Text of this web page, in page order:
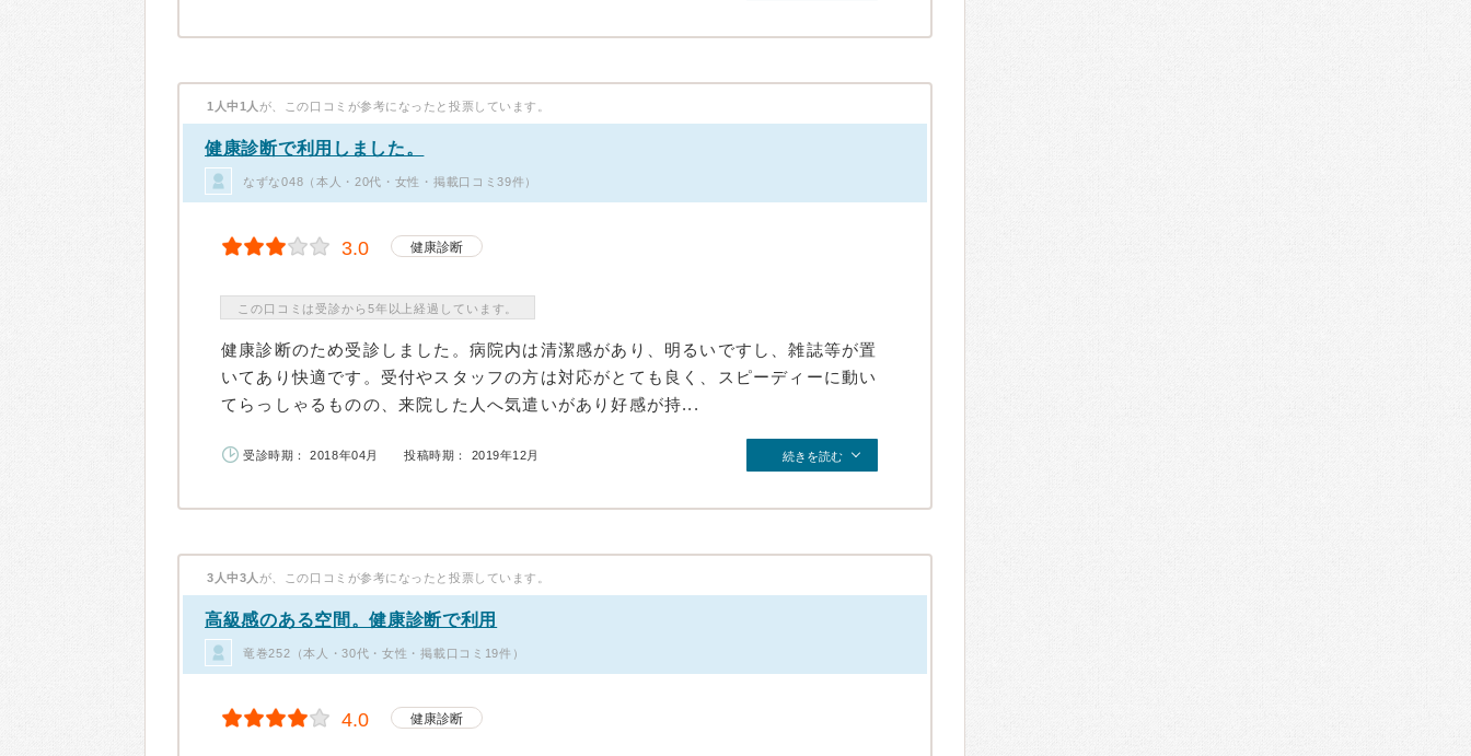
1人中1人 が、この口コミが参考になったと投票しています。
健康診断で利用しました。
なずな048（本人・20代・女性・掲載口コミ39件）
3.0 健康診断
この口コミは受診から5年以上経過しています。
健康診断のため受診しました。病院内は清潔感があり、明るいですし、雑誌等が置
いてあり快適です。受付やスタッフの方は対応がとても良く、スピーディーに動い
てらっしゃるものの、来院した人へ気遣いがあり好感が持...
受診時期： 2018年04月 投稿時期： 2019年12月 続きを読む
3人中3人 が、この口コミが参考になったと投票しています。
高級感のある空間。健康診断で利用
竜巻252（本人・30代・女性・掲載口コミ19件）
4.0 健康診断